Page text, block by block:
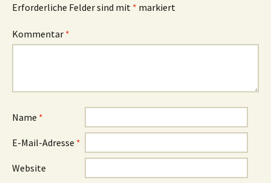
Erforderliche Felder sind mit * markiert
Kommentar *
Name *
E-Mail-Adresse *
Website